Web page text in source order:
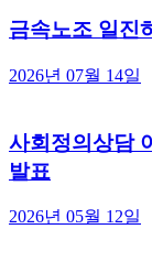
금속노조 일진
2026년 07월 14일
사회정의상담
발표
2026년 05월 12일